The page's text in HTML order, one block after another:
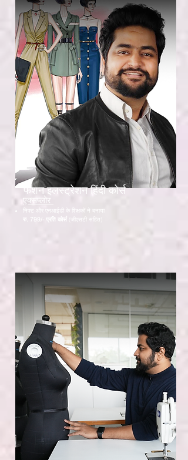
फैशन इलस्ट्रेशन हिंदी कोर्स
एक्सप्लोर
निफ्ट और एनआईडी के शिक्षकों ने बनाया
रु. 799/- प्रति कोर्स
(जीएसटी सहित)